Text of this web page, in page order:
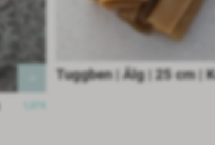
Tuggben | Älg | 25 cm |